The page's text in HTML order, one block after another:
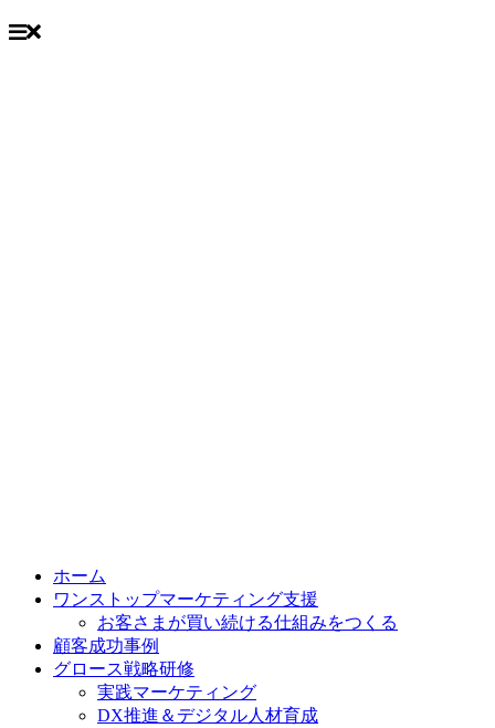
content
ホーム
ワンストップマーケティング支援
お客さまが買い続ける仕組みをつくる
顧客成功事例
グロース戦略研修
実践マーケティング
DX推進＆デジタル人材育成